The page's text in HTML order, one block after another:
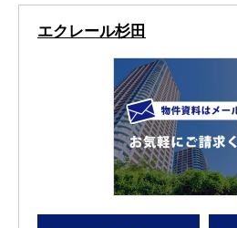
エクレール杉田